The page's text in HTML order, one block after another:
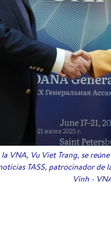
VNA, Vu Viet Trang, se
TASS, patrocinador de
Vinh -